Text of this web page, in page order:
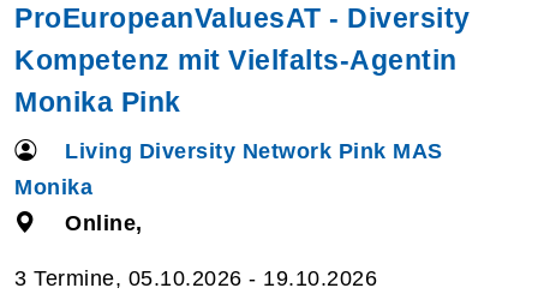
ProEuropeanValuesAT - Diversity
Kompetenz mit Vielfalts-Agentin
Monika Pink
Living Diversity Network Pink MAS
Monika
Online,
3 Termine, 05.10.2026 - 19.10.2026